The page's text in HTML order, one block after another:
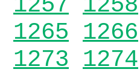
1265 1266
1273 1274